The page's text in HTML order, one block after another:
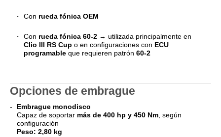
Con rueda fónica OEM
Con rueda fónica 60-2 → utilizada principalmente en
Clio III RS Cup o en configuraciones con ECU
programable que requieren patrón 60-2
Opciones de embrague
Embrague monodisco
Capaz de soportar más de 400 hp y 450 Nm , según
configuración
Peso: 2,80 kg